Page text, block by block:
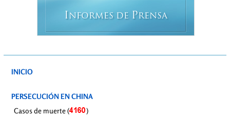
INFORMES DE PRENSA
INICIO
PERSECUCIÓN EN CHINA
Casos de muerte (
)